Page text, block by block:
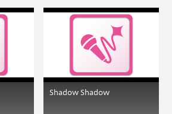
Shadow Shadow